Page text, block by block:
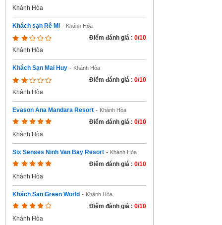
Khánh Hòa
Khách sạn Rê Mi - Khánh Hòa
Điểm đánh giá : 0/10
Khánh Hòa
Khách Sạn Mai Huy - Khánh Hòa
Điểm đánh giá : 0/10
Khánh Hòa
Evason Ana Mandara Resort - Khánh Hòa
Điểm đánh giá : 0/10
Khánh Hòa
Six Senses Ninh Van Bay Resort - Khánh Hòa
Điểm đánh giá : 0/10
Khánh Hòa
Khách Sạn Green World - Khánh Hòa
Điểm đánh giá : 0/10
Khánh Hòa